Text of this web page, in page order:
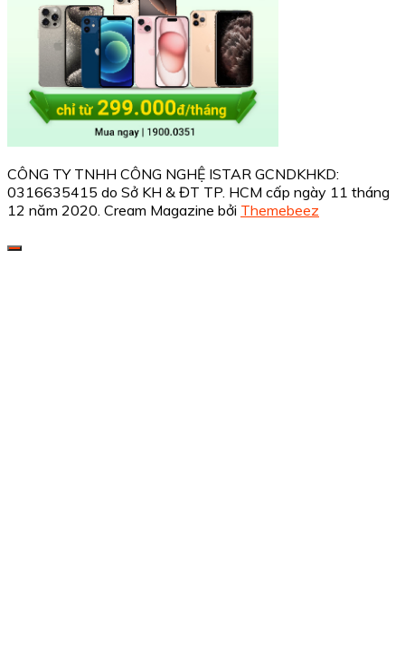
CÔNG TY TNHH CÔNG NGHỆ ISTAR GCNDKHKD:
0316635415 do Sở KH & ĐT TP. HCM cấp ngày 11 tháng
12 năm 2020. Cream Magazine bởi Themebeez